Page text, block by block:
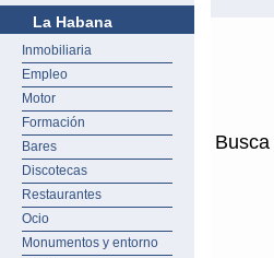
La Habana
Inmobiliaria
Empleo
Motor
Formación
Bares
Discotecas
Restaurantes
Ocio
Monumentos y entorno